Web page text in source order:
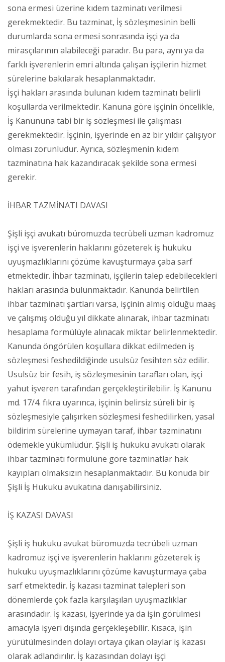
sona ermesi üzerine kıdem tazminatı verilmesi
gerekmektedir. Bu tazminat, İş sözleşmesinin belli
durumlarda sona ermesi sonrasında işçi ya da
mirasçılarının alabileceği paradır. Bu para, aynı ya da
farklı işverenlerin emri altında çalışan işçilerin hizmet
sürelerine bakılarak hesaplanmaktadır.
İşçi hakları arasında bulunan kıdem tazminatı belirli
koşullarda verilmektedir. Kanuna göre işçinin öncelikle,
İş Kanununa tabi bir iş sözleşmesi ile çalışması
gerekmektedir. İşçinin, işyerinde en az bir yıldır çalışıyor
olması zorunludur. Ayrıca, sözleşmenin kıdem
tazminatına hak kazandıracak şekilde sona ermesi
gerekir.
İHBAR TAZMİNATI DAVASI
Şişli işçi avukatı büromuzda tecrübeli uzman kadromuz
işçi ve işverenlerin haklarını gözeterek iş hukuku
uyuşmazlıklarını çözüme kavuşturmaya çaba sarf
etmektedir. İhbar tazminatı, işçilerin talep edebilecekleri
hakları arasında bulunmaktadır. Kanunda belirtilen
ihbar tazminatı şartları varsa, işçinin almış olduğu maaş
ve çalışmış olduğu yıl dikkate alınarak, ihbar tazminatı
hesaplama formülüyle alınacak miktar belirlenmektedir.
Kanunda öngörülen koşullara dikkat edilmeden iş
sözleşmesi feshedildiğinde usulsüz fesihten söz edilir.
Usulsüz bir fesih, iş sözleşmesinin tarafları olan, işçi
yahut işveren tarafından gerçekleştirilebilir. İş Kanunu
md. 17/4. fıkra uyarınca, işçinin belirsiz süreli bir iş
sözleşmesiyle çalışırken sözleşmesi feshedilirken, yasal
bildirim sürelerine uymayan taraf, ihbar tazminatını
ödemekle yükümlüdür. Şişli iş hukuku avukatı olarak
ihbar tazminatı formülüne göre tazminatlar hak
kayıpları olmaksızın hesaplanmaktadır. Bu konuda bir
Şişli İş Hukuku avukatına danışabilirsiniz.
İŞ KAZASI DAVASI
Şişli iş hukuku avukat büromuzda tecrübeli uzman
kadromuz işçi ve işverenlerin haklarını gözeterek iş
hukuku uyuşmazlıklarını çözüme kavuşturmaya çaba
sarf etmektedir. İş kazası tazminat talepleri son
dönemlerde çok fazla karşılaşılan uyuşmazlıklar
arasındadır. İş kazası, işyerinde ya da işin görülmesi
amacıyla işyeri dışında gerçekleşebilir. Kısaca, işin
yürütülmesinden dolayı ortaya çıkan olaylar iş kazası
olarak adlandırılır. İş kazasından dolayı işçi